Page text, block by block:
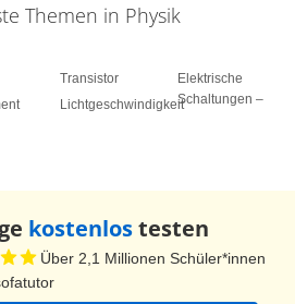
Themen in Physik
Transistor
Lichtgeschwindigkeit
Elektrische
Schaltungen –
kostenlostesten
Über 2,1 Millionen Schüler*innen